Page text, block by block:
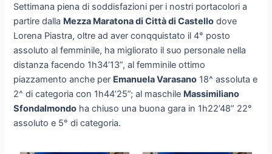
Settimana piena di soddisfazioni per i nostri portacolori a
partire dalla Mezza Maratona di Città di Castello dove
Lorena Piastra, oltre ad aver conqquistato il 4° posto
assoluto al femminile, ha migliorato il suo personale nella
distanza facendo 1h34’13”, al femminile ottimo
piazzamento anche per Emanuela Varasano 18^ assoluta e
2^ di categoria con 1h44’25”; al maschile Massimiliano
Sfondalmondo ha chiuso una buona gara in 1h22’48” 22°
assoluto e 5° di categoria.